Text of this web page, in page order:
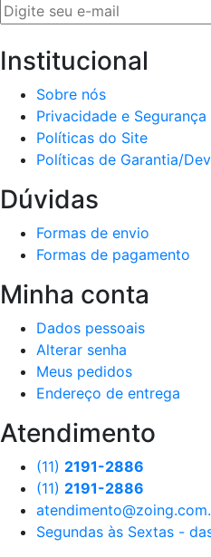
Institucional
Sobre nós
Privacidade e Segurança
Políticas do Site
Políticas de Garantia/
Dúvidas
Formas de envio
Formas de pagamento
Minha conta
Dados pessoais
Alterar senha
Meus pedidos
Endereço de entrega
Atendimento
(11) 2191-2886
(11) 2191-2886
Segundas às Sextas -